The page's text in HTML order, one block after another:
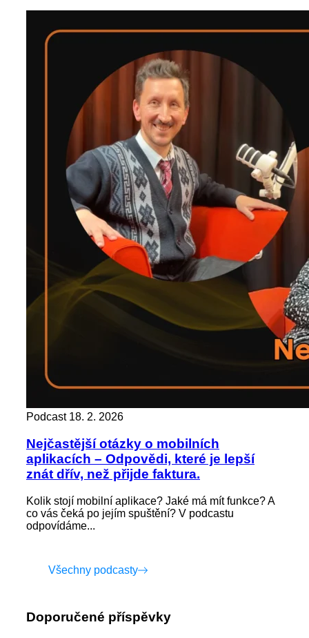
Podcast 18. 2. 2026
Nejčastější otázky o mobilních
aplikacích – Odpovědi, které je lepší
znát dřív, než přijde faktura.
Kolik stojí mobilní aplikace? Jaké má mít funkce? A
co vás čeká po jejím spuštění? V podcastu
odpovídáme...
Všechny podcasty
Doporučené příspěvky